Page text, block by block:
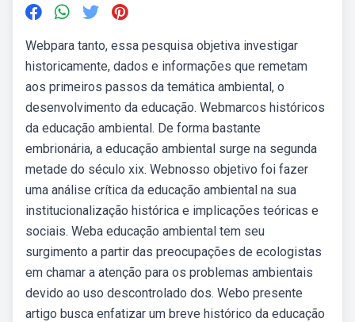
Webpara tanto, essa pesquisa objetiva investigar
historicamente, dados e informações que remetam
aos primeiros passos da temática ambiental, o
desenvolvimento da educação. Webmarcos históricos
da educação ambiental. De forma bastante
embrionária, a educação ambiental surge na segunda
metade do século xix. Webnosso objetivo foi fazer
uma análise crítica da educação ambiental na sua
institucionalização histórica e implicações teóricas e
sociais. Weba educação ambiental tem seu
surgimento a partir das preocupações de ecologistas
em chamar a atenção para os problemas ambientais
devido ao uso descontrolado dos. Webo presente
artigo busca enfatizar um breve histórico da educação